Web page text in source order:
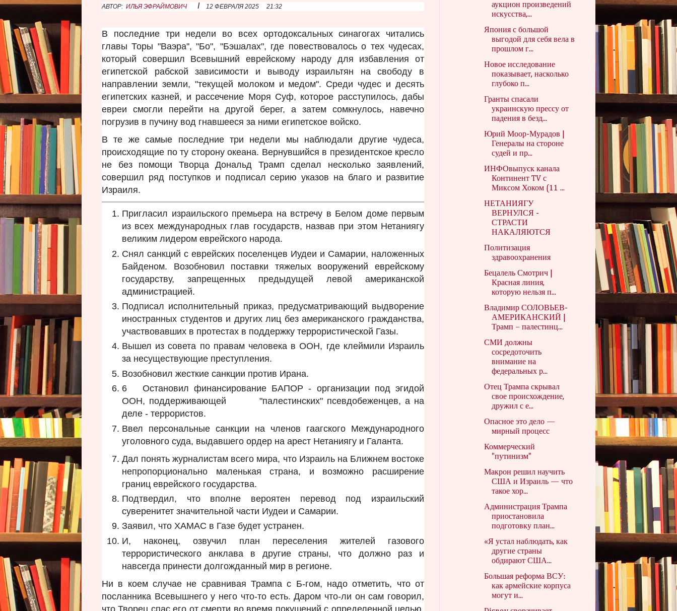
АВТОР: ИЛЬЯ ЭФРАЙМОВИЧ I 12 ФЕВРАЛЯ 2025 21:32
В последние три недели во всех ортодоксальных синагогах читались
главы Торы "Ваэра", "Бо", "Бэшалах", где повествовалось о тех чудесах,
который совершил Всевышний еврейскому народу для избавления от
египетской рабской зависимости и выводу израильтян на свободу в
направлении земли, "текущей молоком и медом". Среди чудес и десять
египетских казней, и рассечение Моря Суф, которое расступилось, дабы
евреи смогли перейти на другой берег, а затем сомкнулось, навечно
погрузив в пучину вод гнавшееся за ними египетское войско.
В те же самые последние три недели мы наблюдали другие чудеса,
происходящие по ту сторону океана. Вернувшийся в президентское кресло
не без помощи Творца Дональд Трамп сделал несколько заявлений,
совершил ряд поступков и подписал серию указов на благо и развитие
Израиля.
Пригласил израильского премьера на встречу в Белом доме первым
из всех международных глав государств, назвав при этом Нетаниягу
великим лидером еврейского народа.
Снял санкций с еврейских поселенцев Иудеи и Самарии, наложенных
Байденом. Возобновил поставки тяжелых вооружений еврейскому
государству, запрещенных предыдущей левой американской
администрацией.
Подписал исполнительный приказ, предусматривающий выдворение
иностранных студентов и других лиц без американского гражданства,
участвовавших в протестах в поддержку террористической Газы.
Вышел из совета по правам человека в ООН, где клеймили Израиль
за несуществующие преступления.
Возобновил жесткие санкции против Ирана.
6 Остановил финансирование БАПОР - организации под эгидой
ООН, поддерживающей "палестинских" псевдобеженцев, а на
деле - террористов.
Ввел персональные санкции на членов гаагского Международного
уголовного суда, выдавшего ордер на арест Нетаниягу и Галанта.
Дал понять журналистам всего мира, что Израиль на Ближнем востоке
непропорционально маленькая страна, и возможно расширение
границ еврейского государства.
Подтвердил, что вполне вероятен перевод под израильский
суверенитет значительной части Иудеи и Самарии.
Заявил, что ХАМАС в Газе будет устранен.
И, наконец, озвучил план переселения жителей газового
террористического анклава в другие страны, что должно раз и
навсегда принести долгожданный мир в регионе.
Ни в коем случае не сравнивая Трампа с Б-гом, надо отметить, что от
посланника Всевышнего у него что-то есть. Даром что-ли он сам говорил,
что Творец спас его от смерти во время покушений с определенной целью.
аукцион произведений
искусства,...
Япония с большой
выгодой для себя вела в
прошлом г...
Новое исследование
показывает, насколько
глубоко п...
Гранты спасали
украинскую прессу от
падения в безд...
Юрий Моор-Мурадов |
Генералы на стороне
судей и пр...
ИНФОвыпуск канала
Континент TV с
Миксом Хоком (11 ...
НЕТАНИЯГУ
ВЕРНУЛСЯ -
СТРАСТИ
НАКАЛЯЮТСЯ
Политизация
здравоохранения
Бецалель Смотрич |
Красная линия,
которую нельзя п...
Владимир СОЛОВЬЕВ-
АМЕРИКАНСКИЙ |
Трамп – палестинц...
СМИ должны
сосредоточить
внимание на
федеральных р...
Отец Трампа скрывал
свое происхождение,
дружил с е...
Опасное это дело —
мирный процесс
Коммерческий
"путинизм"
Макрон решил научить
США и Израиль — что
такое хор...
Администрация Трампа
приостановила
подготовку план...
«Я устал наблюдать, как
другие страны
обдирают США...
Большая реформа ВСУ:
как армейские корпуса
могут и...